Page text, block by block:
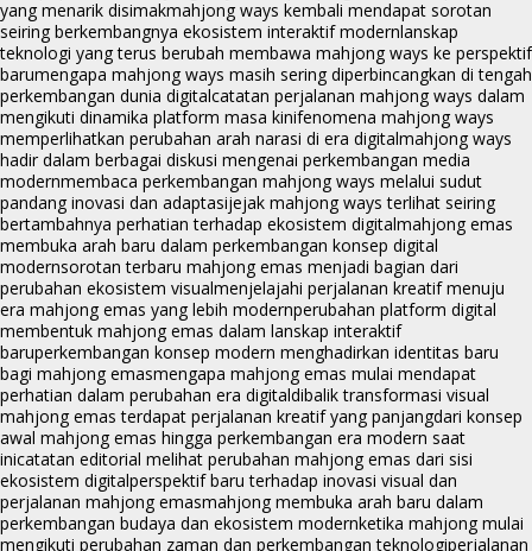
yang menarik disimakmahjong ways kembali mendapat sorotan
seiring berkembangnya ekosistem interaktif modernlanskap
teknologi yang terus berubah membawa mahjong ways ke perspektif
barumengapa mahjong ways masih sering diperbincangkan di tengah
perkembangan dunia digitalcatatan perjalanan mahjong ways dalam
mengikuti dinamika platform masa kinifenomena mahjong ways
memperlihatkan perubahan arah narasi di era digitalmahjong ways
hadir dalam berbagai diskusi mengenai perkembangan media
modernmembaca perkembangan mahjong ways melalui sudut
pandang inovasi dan adaptasijejak mahjong ways terlihat seiring
bertambahnya perhatian terhadap ekosistem digitalmahjong emas
membuka arah baru dalam perkembangan konsep digital
modernsorotan terbaru mahjong emas menjadi bagian dari
perubahan ekosistem visualmenjelajahi perjalanan kreatif menuju
era mahjong emas yang lebih modernperubahan platform digital
membentuk mahjong emas dalam lanskap interaktif
baruperkembangan konsep modern menghadirkan identitas baru
bagi mahjong emasmengapa mahjong emas mulai mendapat
perhatian dalam perubahan era digitaldibalik transformasi visual
mahjong emas terdapat perjalanan kreatif yang panjangdari konsep
awal mahjong emas hingga perkembangan era modern saat
inicatatan editorial melihat perubahan mahjong emas dari sisi
ekosistem digitalperspektif baru terhadap inovasi visual dan
perjalanan mahjong emasmahjong membuka arah baru dalam
perkembangan budaya dan ekosistem modernketika mahjong mulai
mengikuti perubahan zaman dan perkembangan teknologiperjalanan